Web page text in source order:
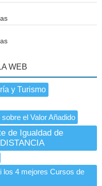
WEB
y Turismo
el Valor Añadido
de Igualdad de
los 4 mejores Cursos de